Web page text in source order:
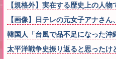
【規格外】実在する歴史上の人
【画像】日テレの元女子アナさ
韓国人「台風で品不足になった
太平洋戦争史振り返ると思ったけ